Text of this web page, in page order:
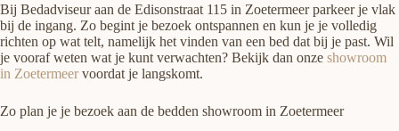
Bij Bedadviseur aan de Edisonstraat 115 in Zoetermeer parkeer je vlak
bij de ingang. Zo begint je bezoek ontspannen en kun je je volledig
richten op wat telt, namelijk het vinden van een bed dat bij je past. Wil
je vooraf weten wat je kunt verwachten? Bekijk dan onze showroom
in Zoetermeervoordat je langskomt.
Zo plan je je bezoek aan de bedden showroom in Zoetermeer